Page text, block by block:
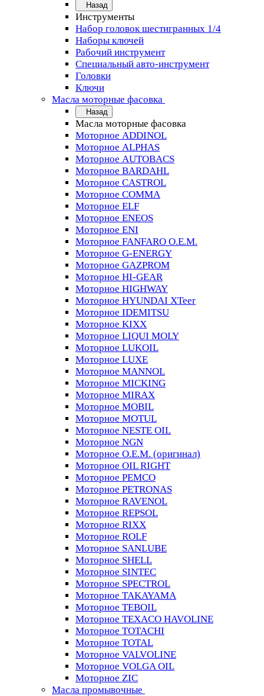
Назад
Инструменты
Набор головок шестигранных 1/4
Наборы ключей
Рабочий инструмент
Специальный авто-инструмент
Головки
Ключи
Масла моторные фасовка
Назад
Масла моторные фасовка
Моторное ADDINOL
Моторное ALPHAS
Моторное AUTOBACS
Моторное BARDAHL
Моторное CASTROL
Моторное COMMA
Моторное ELF
Моторное ENEOS
Моторное ENI
Моторное FANFARO O.E.M.
Моторное G-ENERGY
Моторное GAZPROM
Моторное HI-GEAR
Моторное HIGHWAY
Моторное HYUNDAI XTeer
Моторное IDEMITSU
Моторное KIXX
Моторное LIQUI MOLY
Моторное LUKOIL
Моторное LUXE
Моторное MANNOL
Моторное MICKING
Моторное MIRAX
Моторное MOBIL
Моторное MOTUL
Моторное NESTE OIL
Моторное NGN
Моторное O.E.M. (оригинал)
Моторное OIL RIGHT
Моторное PEMCO
Моторное PETRONAS
Моторное RAVENOL
Моторное REPSOL
Моторное RIXX
Моторное ROLF
Моторное SANLUBE
Моторное SHELL
Моторное SINTEC
Моторное SPECTROL
Моторное TAKAYAMA
Моторное TEBOIL
Моторное TEXACO HAVOLINE
Моторное TOTACHI
Моторное TOTAL
Моторное VALVOLINE
Моторное VOLGA OIL
Моторное ZIC
Масла промывочные